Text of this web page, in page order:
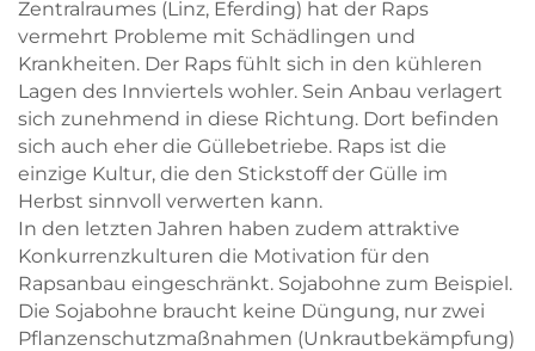
Zentralraumes (Linz, Eferding) hat der Raps
vermehrt Probleme mit Schädlingen und
Krankheiten. Der Raps fühlt sich in den kühleren
Lagen des Innviertels wohler. Sein Anbau verlagert
sich zunehmend in diese Richtung. Dort befinden
sich auch eher die Güllebetriebe. Raps ist die
einzige Kultur, die den Stickstoff der Gülle im
Herbst sinnvoll verwerten kann.
In den letzten Jahren haben zudem attraktive
Konkurrenzkulturen die Motivation für den
Rapsanbau eingeschränkt. Sojabohne zum Beispiel.
Die Sojabohne braucht keine Düngung, nur zwei
Pflanzenschutzmaßnahmen (Unkrautbekämpfung)